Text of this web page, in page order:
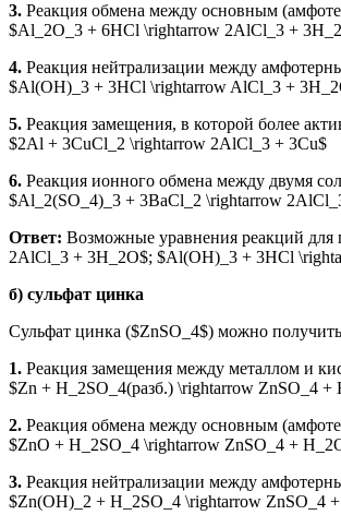
3. Реакция обмена между основным
$Al_2O_3 + 6HCl \rightarrow 2AlCl_3 +
4. Реакция нейтрализации между
$Al(OH)_3 + 3HCl \rightarrow AlCl_3 +
5. Реакция замещения, в которой более
$2Al + 3CuCl_2 \rightarrow 2AlCl_3 + 3Cu$
6. Реакция ионного обмена между двумя
$Al_2(SO_4)_3 + 3BaCl_2 \rightarrow
Ответ: Возможные уравнения реакций
2AlCl_3 + 3H_2O$; $Al(OH)_3 + 3HCl
б) сульфат цинка
Сульфат цинка ($ZnSO_4$) можно
1. Реакция замещения между металлом и
$Zn + H_2SO_4(разб.) \rightarrow ZnSO_4 +
2. Реакция обмена между основным
$ZnO + H_2SO_4 \rightarrow ZnSO_4 +
3. Реакция нейтрализации между
$Zn(OH)_2 + H_2SO_4 \rightarrow ZnSO_4